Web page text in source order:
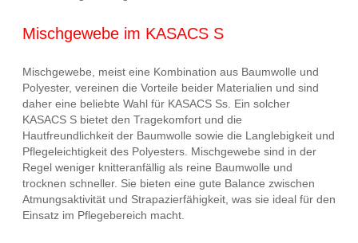
Mischgewebe im KASACS S
Mischgewebe, meist eine Kombination aus Baumwolle und
Polyester, vereinen die Vorteile beider Materialien und sind
daher eine beliebte Wahl für KASACS Ss. Ein solcher
KASACS S bietet den Tragekomfort und die
Hautfreundlichkeit der Baumwolle sowie die Langlebigkeit und
Pflegeleichtigkeit des Polyesters. Mischgewebe sind in der
Regel weniger knitteranfällig als reine Baumwolle und
trocknen schneller. Sie bieten eine gute Balance zwischen
Atmungsaktivität und Strapazierfähigkeit, was sie ideal für den
Einsatz im Pflegebereich macht.